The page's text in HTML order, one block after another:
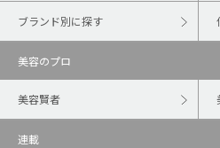
ブランド別に探す
美容のプロ
美容賢者
連載